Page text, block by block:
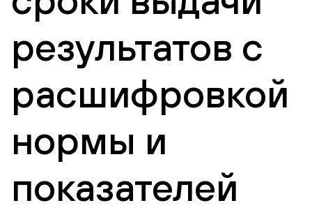
результатов с
расшифровкой
нормы и
показателей